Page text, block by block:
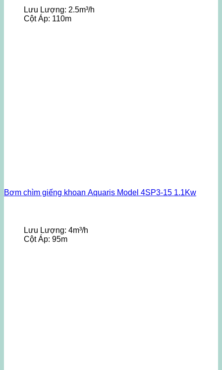
Lưu Lượng: 2.5m³/h
Cột Áp: 110m
Bơm chìm giếng khoan Aquaris Model 4SP3-15 1.1Kw
Lưu Lượng: 4m³/h
Cột Áp: 95m